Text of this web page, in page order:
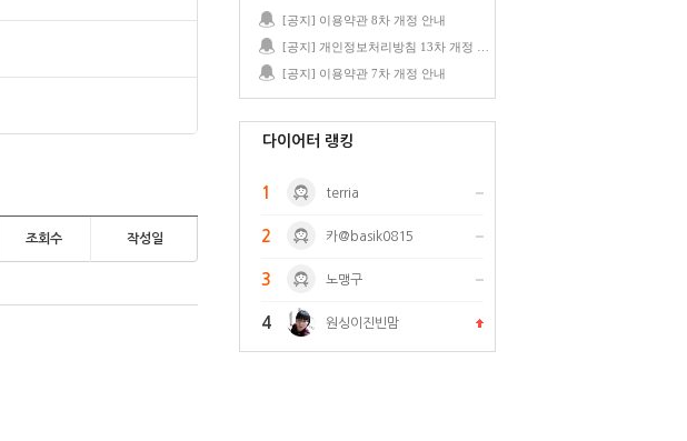
조회수 작성일
[공지] 이용약관 8차 개정 안내
[공지] 이용약관 7차 개정 안내
다이어터 랭킹
1 terria
2 카@basik0815
3 노맹구
4 원싱이진빈맘